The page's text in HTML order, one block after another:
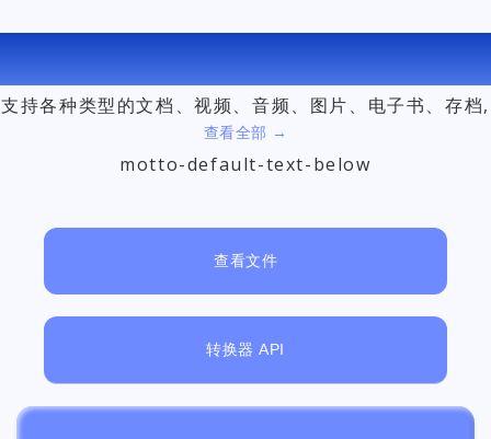
免费在线文件转换器
支持各种类型的文档、视频、音频、图片、电子书、存档,
查看全部 →
motto-default-text-below
查看文件
转换器 API